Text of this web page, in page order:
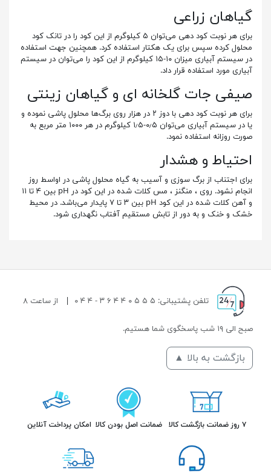
گیاهان زراعی
برای هر نوبت کود دهی می‌توان ۵ کیلوگرم از این کود را در تانک کود
محلول کرده سپس برای یک هکتار استفاده کرد. همچنین جهت استفاده
در سیستم آبیاری میزان ۱۰-۱۵ کیلوگرم از این کود را می‌توان در سیستم
آبیاری مورد استفاده قرار داد.
صیفی جات گلخانه ای و گیاهان زینتی
برای هر نوبت کود دهی با دوز ۲ در هزار روی برگ‌ها محلول پاشی نموده و
یا در سیستم آبیاری می‌توان ۰٫۵-۱٫۵ کیلوگرم در هر ۱۰۰۰ متر مربع به
صورت روزانه استفاده نمود.
احتیاط و هشدار
برای اجتناب از برگ سوزی و آسیب به گیاه محلول پاشی در اواسط روز
انجام نشود. روی ، منگنز ، مس کلات شده در این کود در pH بین ۴ تا ۱۱
و آهن کلات شده در این کود pH بین ۳ تا ۷ پایدار می‌باشد. در محیط
خشک و خنک و به دور از تابش مستقیم آفتاب نگهداری شود.
تلفن پشتیبانی: ۵ ۵ ۵ ۰ ۴ ۴ ۶ ۳ - ۴ ۴ ۰ از ساعت ۸
صبح الی ۱۹ شب پاسخگوی شما هستیم.
بازگشت به بالا ▲
۷ روز ضمانت بازگشت کالا ضمانت اصل بودن کالا امکان پرداخت آنلاین